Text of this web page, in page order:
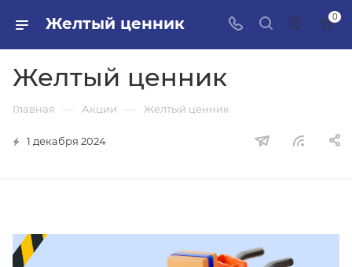
Желтый ценник 0
Желтый ценник
Главная — Акции — Желтый ценник
1 декабря 2024